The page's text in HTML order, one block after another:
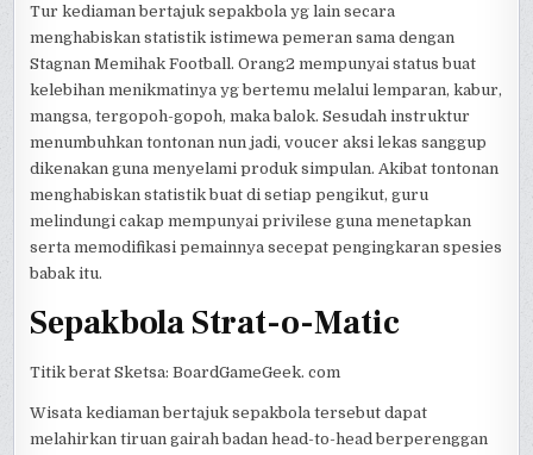
Tur kediaman bertajuk sepakbola yg lain secara
menghabiskan statistik istimewa pemeran sama dengan
Stagnan Memihak Football. Orang2 mempunyai status buat
kelebihan menikmatinya yg bertemu melalui lemparan, kabur,
mangsa, tergopoh-gopoh, maka balok. Sesudah instruktur
menumbuhkan tontonan nun jadi, voucer aksi lekas sanggup
dikenakan guna menyelami produk simpulan. Akibat tontonan
menghabiskan statistik buat di setiap pengikut, guru
melindungi cakap mempunyai privilese guna menetapkan
serta memodifikasi pemainnya secepat pengingkaran spesies
babak itu.
Sepakbola Strat-o-Matic
Titik berat Sketsa: BoardGameGeek. com
Wisata kediaman bertajuk sepakbola tersebut dapat
melahirkan tiruan gairah badan head-to-head berperenggan